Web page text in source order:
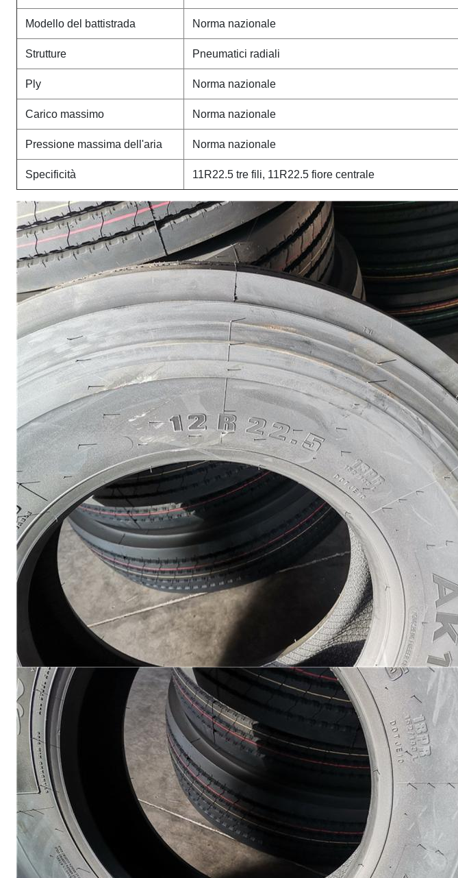
Modello del battistrada Norma nazionale
Strutture Pneumatici radiali
Ply Norma nazionale
Carico massimo Norma nazionale
Pressione massima dell'aria Norma nazionale
Specificità 11R22.5 tre fili, 11R22.5 fiore centrale